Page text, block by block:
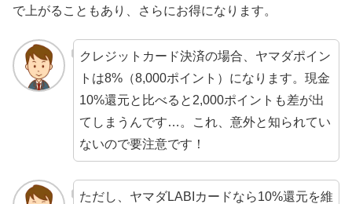
で上がることもあり、さらにお得になります。
クレジットカード決済の場合、ヤマダポイン
トは8%（8,000ポイント）になります。現金
10%還元と比べると2,000ポイントも差が出
てしまうんです…。これ、意外と知られてい
ないので要注意です！
ただし、ヤマダLABIカードなら10%還元を維